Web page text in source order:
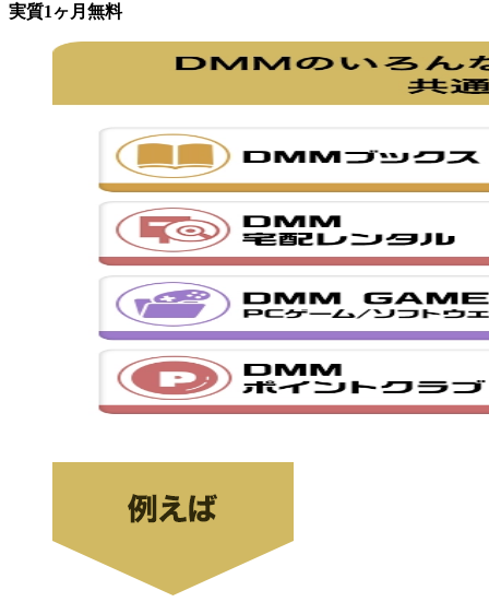
実質1ヶ月無料